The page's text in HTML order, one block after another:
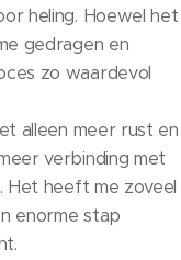
heling. Hoewel het
gedragen en
zo waardevol
alleen meer rust en
verbinding met
Het heeft me zoveel
enorme stap